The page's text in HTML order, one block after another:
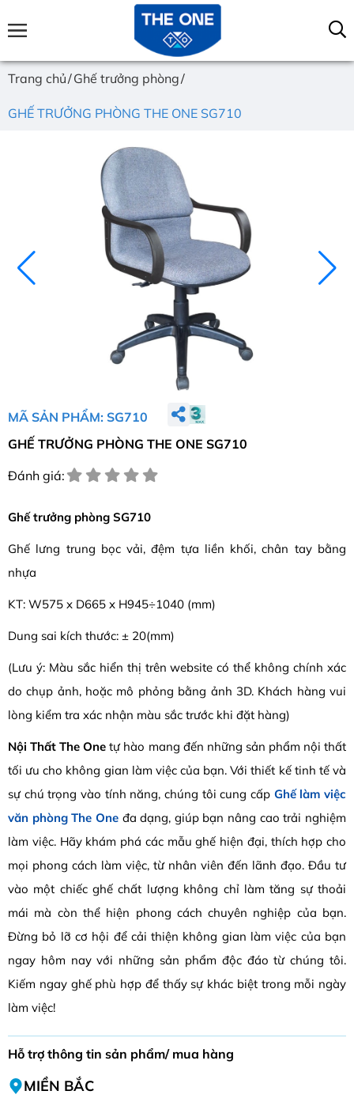
Trang chủ Ghế trưởng phòng
GHẾ TRƯỞNG PHÒNG THE ONE SG710
MÃ SẢN PHẨM: SG710
GHẾ TRƯỞNG PHÒNG THE ONE SG710
Đánh giá:
Ghế trưởng phòng SG710
Ghế lưng trung bọc vải, đệm tựa liền khối, chân tay bằng
nhựa
KT: W575 x D665 x H945÷1040 (mm)
Dung sai kích thước: ± 20(mm)
(Lưu ý: Màu sắc hiển thị trên website có thể không chính xác
do chụp ảnh, hoặc mô phỏng bằng ảnh 3D. Khách hàng vui
lòng kiểm tra xác nhận màu sắc trước khi đặt hàng)
Nội Thất The One tự hào mang đến những sản phẩm nội thất
tối ưu cho không gian làm việc của bạn. Với thiết kế tinh tế và
sự chú trọng vào tính năng, chúng tôi cung cấp Ghế làm việc
văn phòng The Oneđa dạng, giúp bạn nâng cao trải nghiệm
làm việc. Hãy khám phá các mẫu ghế hiện đại, thích hợp cho
mọi phong cách làm việc, từ nhân viên đến lãnh đạo. Đầu tư
vào một chiếc ghế chất lượng không chỉ làm tăng sự thoải
mái mà còn thể hiện phong cách chuyên nghiệp của bạn.
Đừng bỏ lỡ cơ hội để cải thiện không gian làm việc của bạn
ngay hôm nay với những sản phẩm độc đáo từ chúng tôi.
Kiếm ngay ghế phù hợp để thấy sự khác biệt trong mỗi ngày
làm việc!
Hỗ trợ thông tin sản phẩm/ mua hàng
MIỀN BẮC